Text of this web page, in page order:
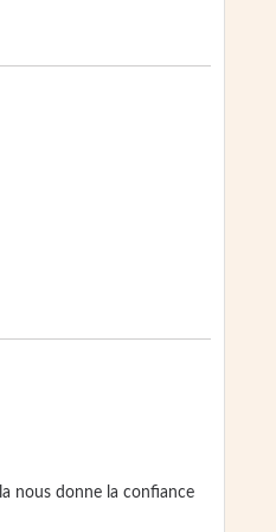
nous donne la confiance